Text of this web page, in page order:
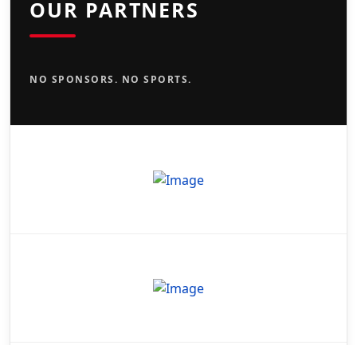
OUR PARTNERS
NO SPONSORS. NO SPORTS.